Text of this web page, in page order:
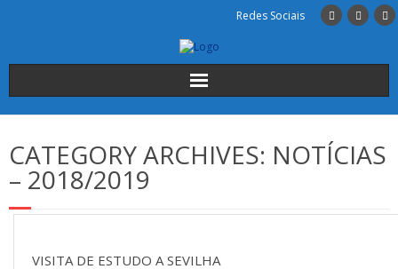
Redes Sociais
Início
Institucional
Cursos
CATEGORY ARCHIVES: NOTÍCIAS
– 2018/2019
VISITA DE ESTUDO A SEVILHA